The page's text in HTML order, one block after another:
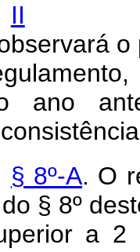
II
o
ano
§ 8º-A. O
§ 8º
a 2